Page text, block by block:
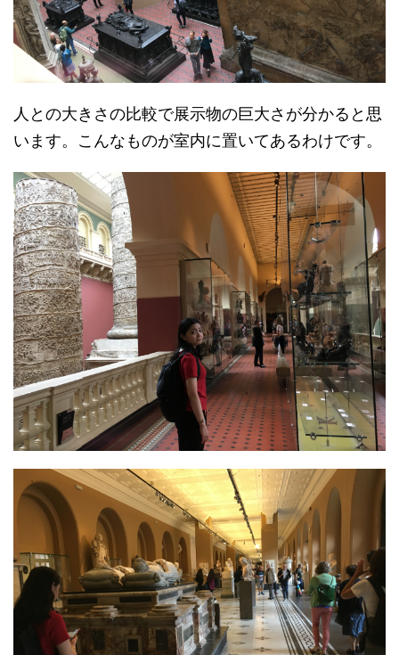
人との大きさの比較で展示物の巨大さが分かると思
います。こんなものが室内に置いてあるわけです。